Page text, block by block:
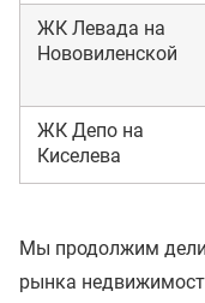
ЖК Левада на
Нововиленской
ЖК Депо на
Киселева
Мы продолжим
рынка